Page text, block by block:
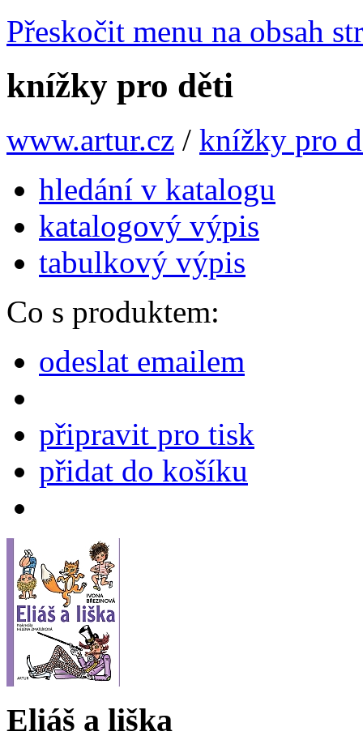
Přeskočit menu na obsah
knížky pro děti
www.artur.cz / knížky pro
hledání v katalogu
katalogový výpis
tabulkový výpis
Co s produktem:
odeslat emailem
připravit pro tisk
přidat do košíku
Eliáš a liška